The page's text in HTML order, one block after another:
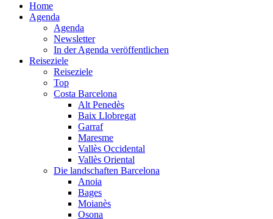
Home
Agenda
Agenda
Newsletter
In der Agenda veröffentlichen
Reiseziele
Reiseziele
Top
Costa Barcelona
Alt Penedès
Baix Llobregat
Garraf
Maresme
Vallès Occidental
Vallès Oriental
Die landschaften Barcelona
Anoia
Bages
Moianès
Osona